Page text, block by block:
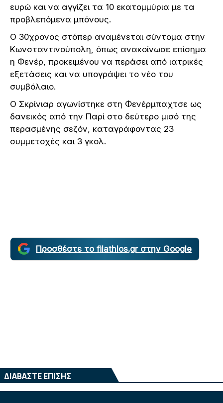
ευρώ και να αγγίζει τα 10 εκατομμύρια με τα
προβλεπόμενα μπόνους.
Ο 30χρονος στόπερ αναμένεται σύντομα στην
Κωνσταντινούπολη, όπως ανακοίνωσε επίσημα
η Φενέρ, προκειμένου να περάσει από ιατρικές
εξετάσεις και να υπογράψει το νέο του
συμβόλαιο.
Ο Σκρίνιαρ αγωνίστηκε στη Φενέρμπαχτσε ως
δανεικός από την Παρί στο δεύτερο μισό της
περασμένης σεζόν, καταγράφοντας 23
συμμετοχές και 3 γκολ.
Προσθέστε το filathlos.gr στην Google
ΔΙΑΒΑΣΤΕ ΕΠΙΣΗΣ